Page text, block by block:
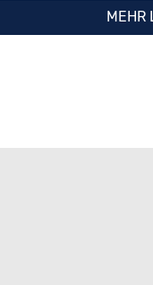
MEHR